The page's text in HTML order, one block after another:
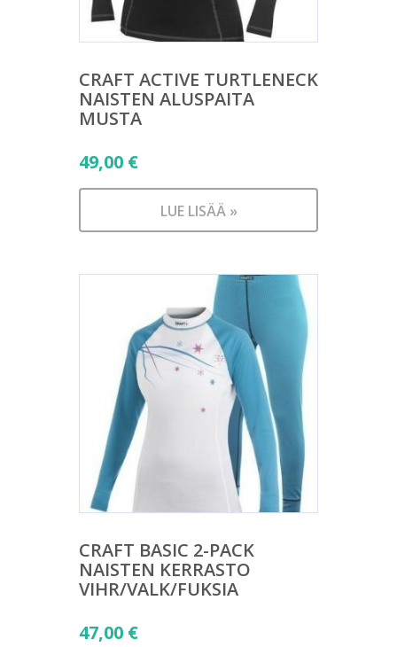
CRAFT ACTIVE TURTLENECK
NAISTEN ALUSPAITA
MUSTA
49,00 €
LUE LISÄÄ »
CRAFT BASIC 2-PACK
NAISTEN KERRASTO
VIHR/VALK/FUKSIA
47,00 €